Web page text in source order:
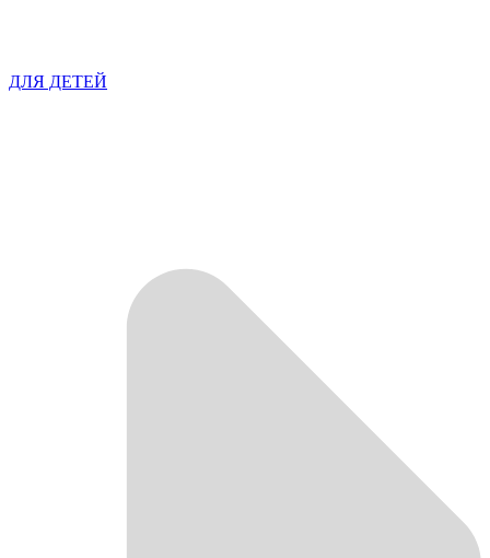
ДЛЯ ДЕТЕЙ